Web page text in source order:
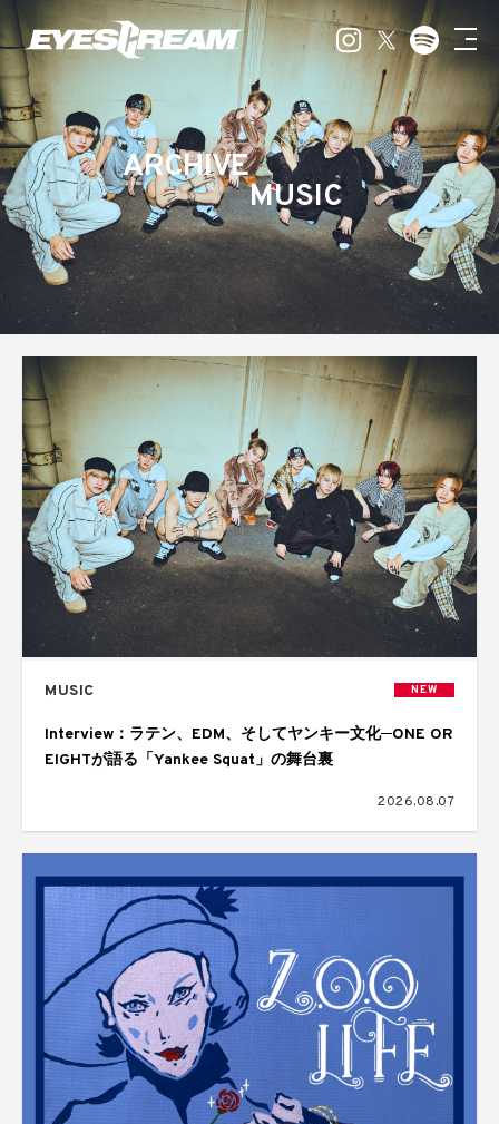
ARCHIVE
MUSIC
MUSIC NEW
Interview：ラテン、EDM、そしてヤンキー文化─ONE OR
EIGHTが語る「Yankee Squat」の舞台裏
2026.08.07